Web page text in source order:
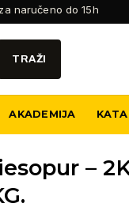
za naručeno do 15h
AKADEMIJA
–